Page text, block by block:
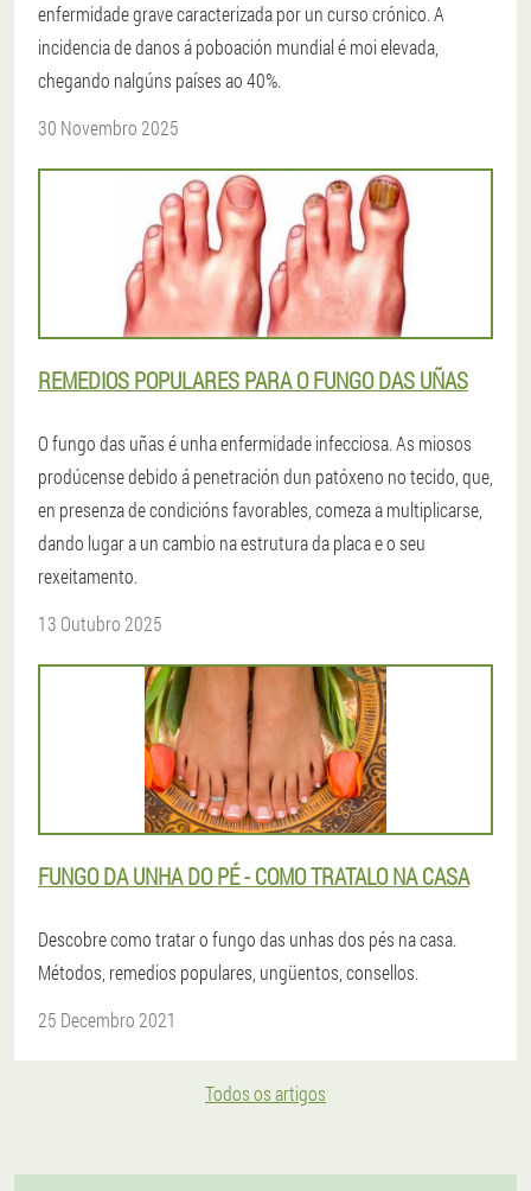
enfermidade grave caracterizada por un curso crónico. A
incidencia de danos á poboación mundial é moi elevada,
chegando nalgúns países ao 40%.
30 Novembro 2025
REMEDIOS POPULARES PARA O FUNGO DAS UÑAS
O fungo das uñas é unha enfermidade infecciosa. As miosos
prodúcense debido á penetración dun patóxeno no tecido, que,
en presenza de condicións favorables, comeza a multiplicarse,
dando lugar a un cambio na estrutura da placa e o seu
rexeitamento.
13 Outubro 2025
FUNGO DA UNHA DO PÉ - COMO TRATALO NA CASA
Descobre como tratar o fungo das unhas dos pés na casa.
Métodos, remedios populares, ungüentos, consellos.
25 Decembro 2021
Todos os artigos